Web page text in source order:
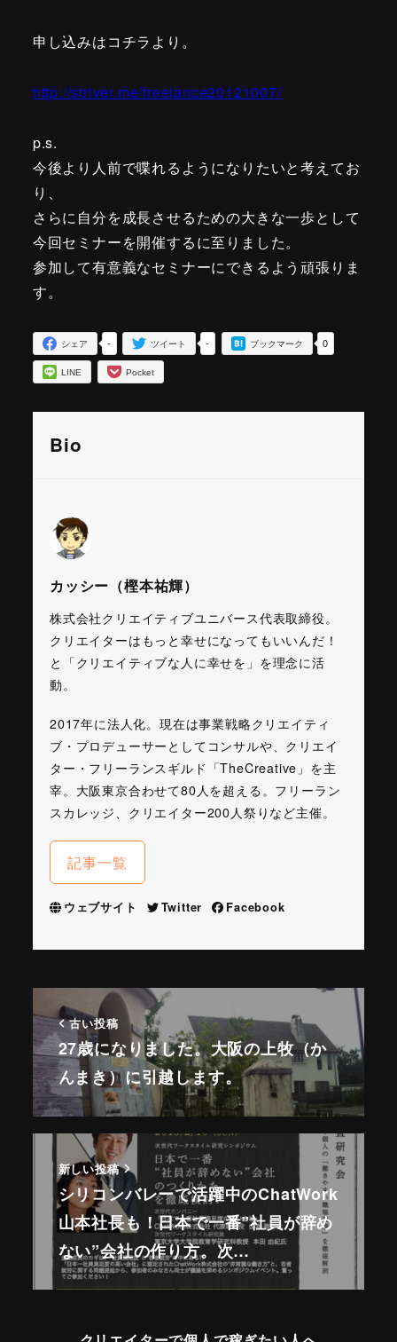
申し込みはコチラより。
http://striver.me/freelance20121007/
p.s.
今後より人前で喋れるようになりたいと考えてお
り、
さらに自分を成長させるための大きな一歩として
今回セミナーを開催するに至り ました。
参加して有意義なセミナーにできるよう頑張りま
す。
-
シェア -
ツイート 0
ブックマーク
LINE Pocket
Bio
カッシー（樫本祐輝）
株式会社クリエイティブユニバース代表取締役。
クリエイターはもっと幸せになってもいいんだ！
と「クリエイティブな人に幸せを」を理念に活
動。
2017年に法人化。現在は事業戦略クリエイティ
ブ・プロデューサーとしてコンサルや、クリエイ
ター・フリーランスギルド「TheCreative」を主
宰。大阪東京合わせて80人を超える。フリーラン
スカレッジ、クリエイター200人祭りなど主催。
記事一覧
ウェブサイト Twitter Facebook
古い投稿
27歳になりました。大阪の上牧（か
んまき）に引越します。
新しい投稿
シリコンバレーで活躍中のChatWork
山本社長も！日本で一番”社員が辞め
ない”会社の作り方。次…